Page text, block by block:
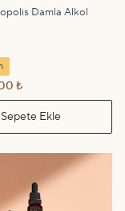
Damla Alkol
₺
Sepete Ekle